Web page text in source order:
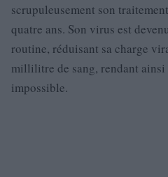
scrupuleusement son
quatre ans. Son virus est
routine, réduisant sa charge
millilitre de sang, rendant ainsi
impossible.